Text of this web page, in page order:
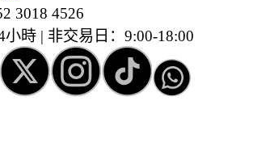
3018 4526
時 | 非交易日：9:00-18:00